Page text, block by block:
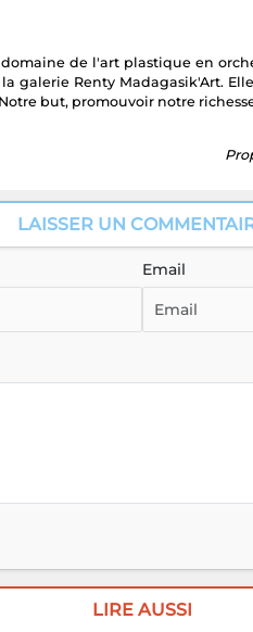
de l'art plastique en
galerie Renty Madagasik'Art.
but, promouvoir notre
LAISSER UN
Email
LIRE AUSSI